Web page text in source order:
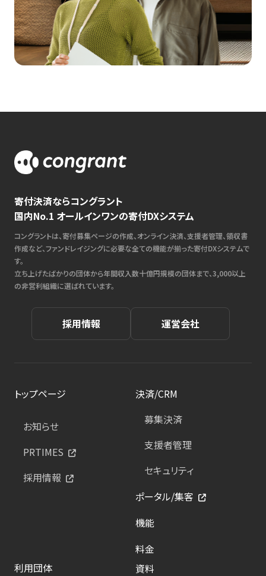
寄付決済ならコングラント
国内No.1 オールインワンの寄付DXシステム
コングラントは、寄付募集ページの作成、オンライン決済、支援者管理、領収書
作成など、ファンドレイジングに必要な全ての機能が揃った寄付DXシステムで
す。
立ち上げたばかりの団体から年間収入数十億円規模の団体まで、3,000以上
の非営利組織に選ばれています。
採用情報 運営会社
トップページ
お知らせ
PRTIMES
採用情報
決済/CRM
募集決済
支援者管理
セキュリティ
ポータル/集客
機能
料金
利用団体
資料